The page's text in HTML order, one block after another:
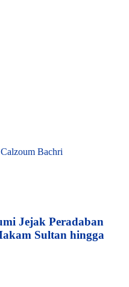
Bachri
Jejak Peradaban
Sultan hingga